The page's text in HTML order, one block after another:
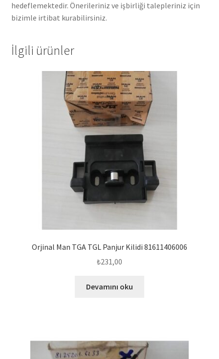
hedeflemektedir. Önerileriniz ve işbirliği talepleriniz için
bizimle irtibat kurabilirsiniz.
İlgili ürünler
Orjinal Man TGA TGL Panjur Kilidi 81611406006
₺231,00
Devamını oku